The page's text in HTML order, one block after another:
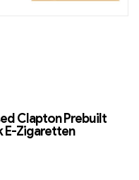
Clapton Prebuilt
E-Zigaretten